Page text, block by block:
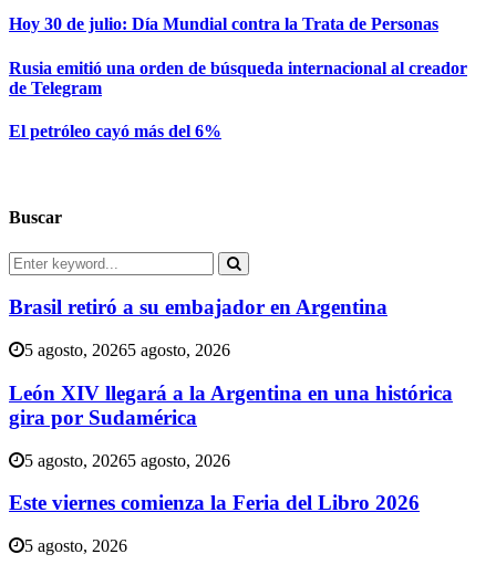
Hoy 30 de julio: Día Mundial contra la Trata de Personas
Rusia emitió una orden de búsqueda internacional al creador
de Telegram
El petróleo cayó más del 6%
Buscar
Search
for:
Search
Brasil retiró a su embajador en Argentina
5 agosto, 20265 agosto, 2026
León XIV llegará a la Argentina en una histórica
gira por Sudamérica
5 agosto, 20265 agosto, 2026
Este viernes comienza la Feria del Libro 2026
5 agosto, 2026